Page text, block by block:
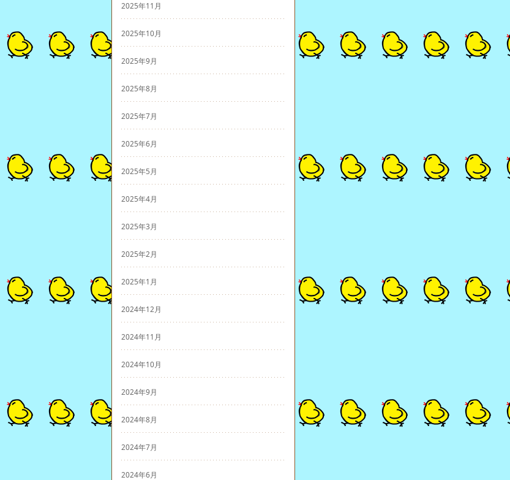
2025年11月
2025年10月
2025年9月
2025年8月
2025年7月
2025年6月
2025年5月
2025年4月
2025年3月
2025年2月
2025年1月
2024年12月
2024年11月
2024年10月
2024年9月
2024年8月
2024年7月
2024年6月